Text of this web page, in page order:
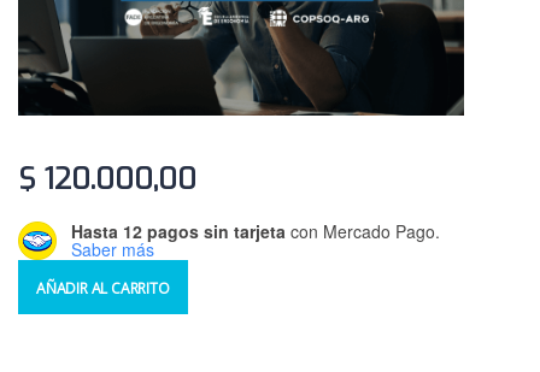
$ 120.000,00
Hasta 12 pagos sin tarjeta con Mercado Pago.
Saber más
AÑADIR AL CARRITO